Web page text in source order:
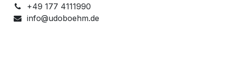
+49 177 4111990
info@udoboehm.de